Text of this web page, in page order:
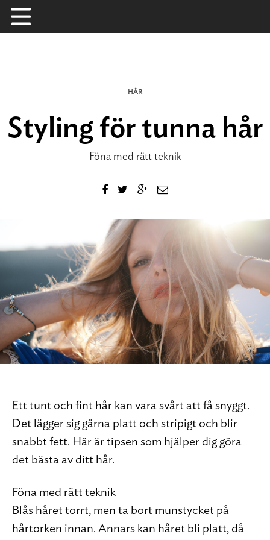
Skip
to
HÅR
Styling för tunna hår
Föna med rätt teknik
Ett tunt och fint hår kan vara svårt att få snyggt.
Det lägger sig gärna platt och stripigt och blir
snabbt fett. Här är tipsen som hjälper dig göra
det bästa av ditt hår.
Föna med rätt teknik
Blås håret torrt, men ta bort munstycket på
hårtorken innan. Annars kan håret bli platt, då